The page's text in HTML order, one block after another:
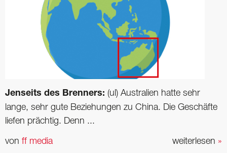
Jenseits des Brenners: (ul) Australien hatte sehr
lange, sehr gute Beziehungen zu China. Die Geschäfte
liefen prächtig. Denn ...
weiterlesen »
von ff media